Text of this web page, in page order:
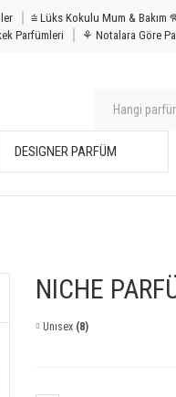
⩭ Lüks
Parfümleri ⚘ Notalara Göre
DESIGNER PARFÜM
NICHE
Unısex (8)